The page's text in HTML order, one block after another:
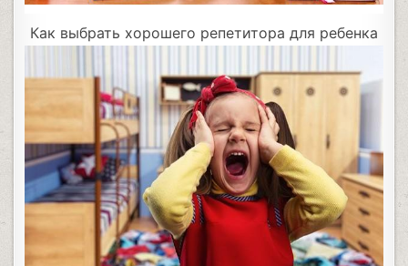
Как выбрать хорошего репетитора для ребенка